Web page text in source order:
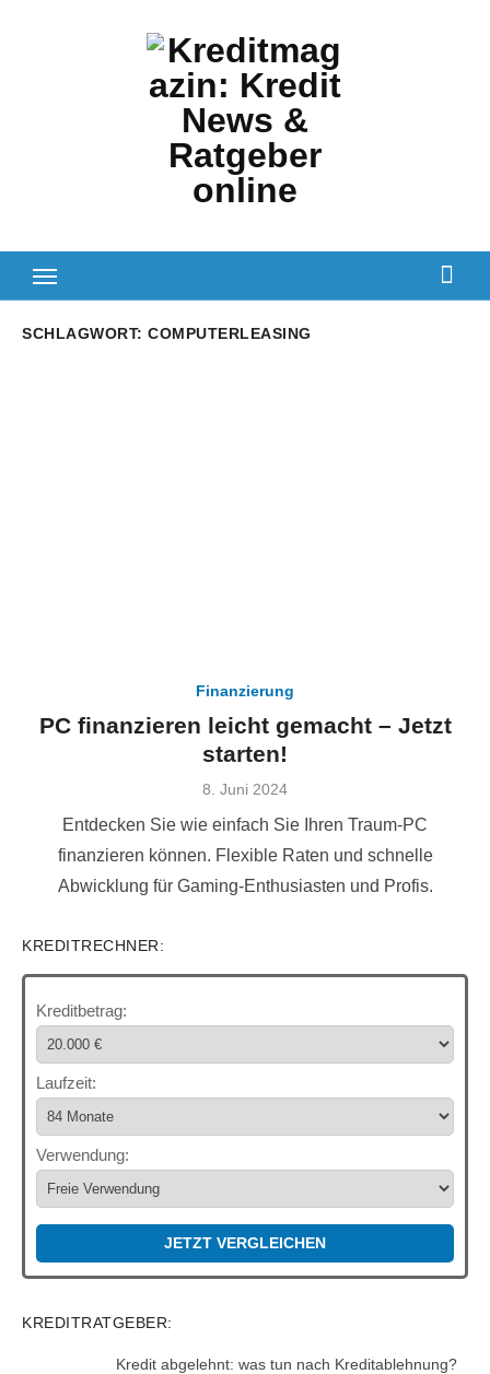
SCHLAGWORT: COMPUTERLEASING
Finanzierung
PC finanzieren leicht gemacht – Jetzt
starten!
Veröffentlicht
8. Juni 2024
Entdecken Sie wie einfach Sie Ihren Traum-PC
finanzieren können. Flexible Raten und schnelle
Abwicklung für Gaming-Enthusiasten und Profis.
KREDITRECHNER:
Kreditbetrag:
Laufzeit:
Verwendung:
JETZT VERGLEICHEN
KREDITRATGEBER:
Kredit abgelehnt: was tun nach Kreditablehnung?